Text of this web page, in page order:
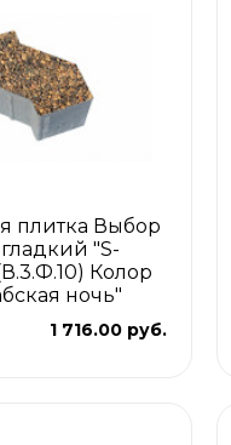
плитка Выбор
"S-
Колор
ночь"
1 716.00 руб.